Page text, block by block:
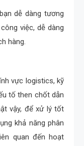
dễ dàng tương
việc, dễ dàng
hàng.
vực logistics, kỹ
tố then chốt dẫn
vậy, để xử lý tốt
khả năng phân
quan đến hoạt